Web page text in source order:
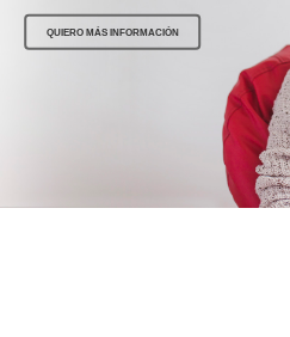
QUIERO MÁS INFORMACIÓN